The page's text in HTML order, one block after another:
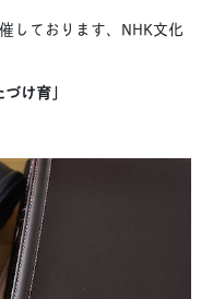
しております、NHK文化
け育」